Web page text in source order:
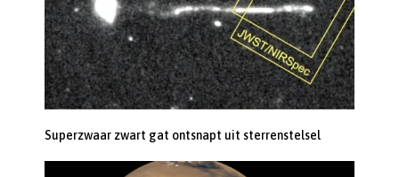
Superzwaar zwart gat ontsnapt uit sterrenstelsel